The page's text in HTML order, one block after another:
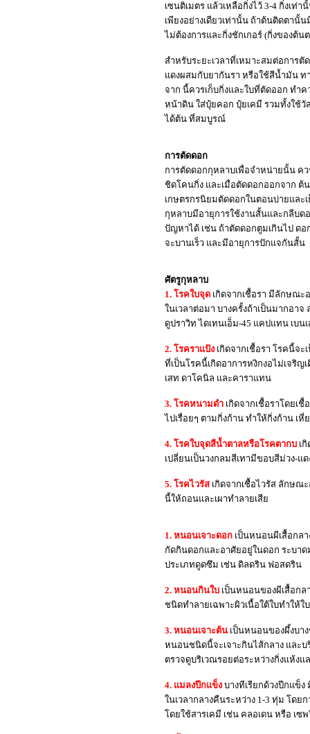
เซนติเมตร แล้วเหลือกิ่งไว้ 3-4 กิ่งเ
เพียงอย่างเดียวเท่านั้น ถ้าต้นติดตานั้
ไม่ต้องการและกิ่งชักเกอร์ (กิ่งของต้
สำหรับระยะเวลาที่เหมาะสมต่อการ
แดงผสมกับยากันรา หรือใช้สีน้ำมัน ท
จาก นี้ควรเก็บกิ่งและใบที่ตัดออก ทำ
หน้าดิน ใส่ปุ๋ยคอก ปุ๋ยเคมี รวมทั้งใช้
ได้ต้น ที่สมบูรณ์
การตัดดอก
การตัดดอกกุหลาบเพื่อจำหน่ายนั้น คว
ชิดโคนกิ่ง และเมื่อตัดดอกออกจาก ต้
เกษตรกรนิยมตัดดอกในตอนบ่ายและ
กุหลาบมีอายุการใช้งานสั้นและกลีบด
ปัญหาได้ เช่น ถ้าตัดดอกตูมเกินไป ด
จะบานเร็ว และมีอายุการปักแจกันสั้น
ศัตรูกุหลาบ
1. โรคใบจุด เกิดจากเชื้อรา มีลักษณะ
ในเวลาต่อมา บางครั้งถ้าเป็นมากอา
ดูปราวิท ไดเทนเอ็ม-45 แคปแทน เบน
2. โรคราแป้ง เกิดจากเชื้อรา โรคนี้จ
ที่เป็นโรคนี้เกิดอาการหงิกงอไม่เจริ
เสท ดาโคนิล และคาราแทน
3. โรคหนามดำ เกิดจากเชื้อราโดยเ
ไปเรื่อยๆ ตามกิ่งก้าน ทำให้กิ่งก้าน เ
4. โรคใบจุดสีน้ำตาลหรือโรคตากบ เ
เปลี่ยนเป็นวงกลมสีเทามีขอบสีม่วง-แ
5. โรคไวรัสเกิดจากเชื้อไวรัส ลักษณะ
นี้ให้ถอนและเผาทำลายเสีย
1. หนอนเจาะดอก เป็นหนอนผีเสื้อกล
กัดกินดอกและอาศัยอยู่ในดอก ระบา
ประเภทดูดซึม เช่น ดิลดริน ฟอสดริน
2. หนอนกินใบ เป็นหนอนของผีเสื้อกล
ชนิดทำลายเฉพาะผิวเนื้อใต้ใบทำให้
3. หนอนเจาะต้น เป็นหนอนของผึ้งบา
หนอนชนิดนี้จะเจาะกินไส้กลาง และ
ตรวจดูบริเวณรอยต่อระหว่างกิ่งแห้ง
4. แมลงปีกแข็ง บางทีเรียกด้วงปีกแข็
ในเวลากลางคืนระหว่าง 1-3 ทุ่ม โด
โดยใช้สารเคมี เช่น คลอเดน หรือ เซ